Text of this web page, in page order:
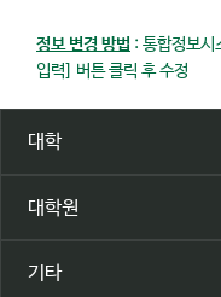
정보 변경 방법 : 통합정보시
입력] 버튼 클릭 후 수정
대학
대학원
기타